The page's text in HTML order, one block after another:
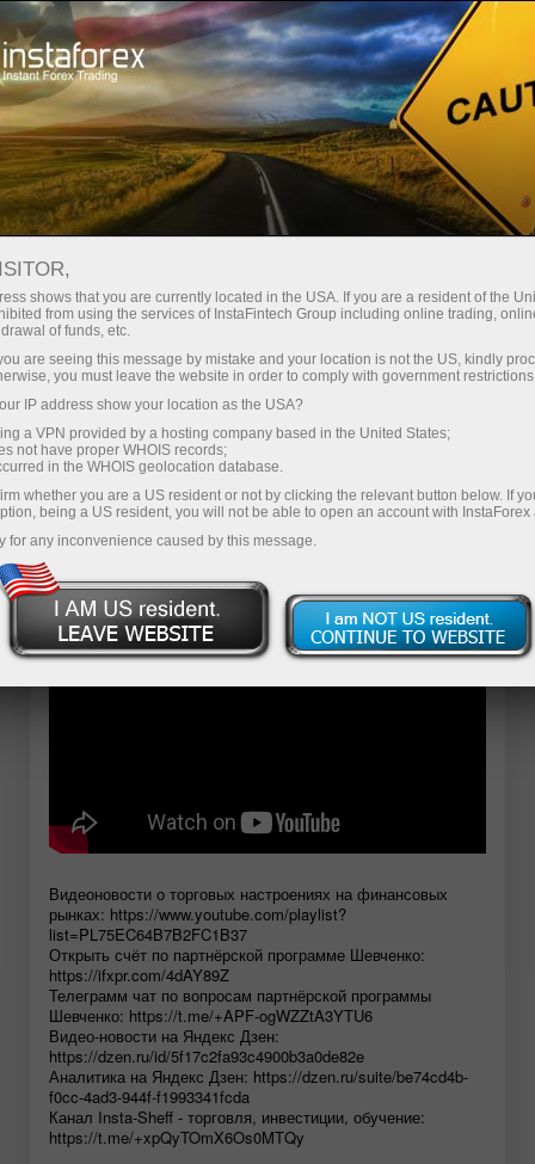
Трейдерам Форекс обзоры Торговый план
07.05.2026: Аналитические
обзоры Форекс: Видеообзор рынка,
торговые рекомендации, ответы на
вопросы
Открыть торговый счет
Открыть демосчет
Видеоновости о торговых настроениях на финансовых
рынках: https://www.youtube.com/playlist?
list=PL75EC64B7B2FC1B37
Открыть счёт по партнёрской программе Шевченко:
https://ifxpr.com/4dAY89Z
Телеграмм чат по вопросам партнёрской программы
Шевченко: https://t.me/+APF-ogWZZtA3YTU6
Видео-новости на Яндекс Дзен:
https://dzen.ru/id/5f17c2fa93c4900b3a0de82e
Аналитика на Яндекс Дзен: https://dzen.ru/suite/be74cd4b-
f0cc-4ad3-944f-f1993341fcda
Канал Insta-Sheff - торговля, инвестиции, обучение:
https://t.me/+xpQyTOmX6Os0MTQy
shows that you are currently located in the USA. If you are a resident of the
from using the services of InstaFintech Group including online trading,
of funds, etc.
are seeing this message by mistake and your location is not the US, kindly
you must leave the website in order to comply with government
IP address show your location as the USA?
a VPN provided by a hosting company based in the United States;
not have proper WHOIS records;
in the WHOIS geolocation database.
whether you are a US resident or not by clicking the relevant button below. If
being a US resident, you will not be able to open an account with InstaForex
for any inconvenience caused by this message.